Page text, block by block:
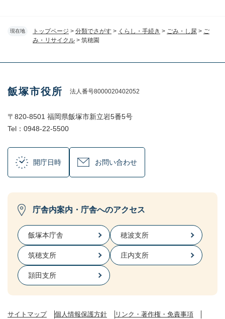
現在地 トップページ > 分類でさがす > くらし・手続き > ごみ・し尿 > ご
み・リサイクル > 筑穂園
飯塚市役所 法人番号8000020402052
〒820-8501 福岡県飯塚市新立岩5番5号
Tel：0948-22-5500
開庁日時 お問い合わせ
庁舎内案内・庁舎へのアクセス
飯塚本庁舎 穂波支所
筑穂支所 庄内支所
頴田支所
サイトマップ 個人情報保護方針
リンク・著作権・免責事項